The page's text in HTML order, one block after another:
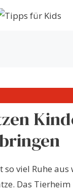
viel Ruhe aus
Das